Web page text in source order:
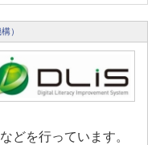
）
どを行っています。